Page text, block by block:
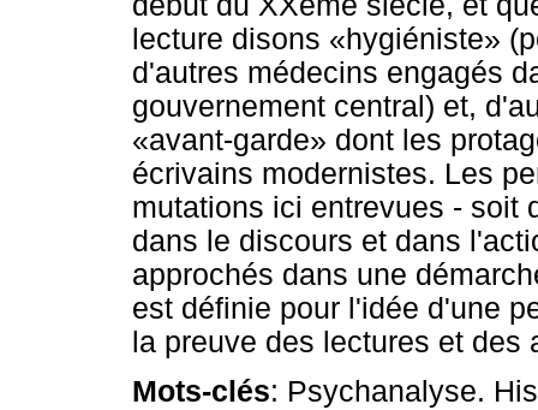
lecture disons «hygiéniste»
d'autres médecins engagés
gouvernement central) et,
«avant-garde» dont les
écrivains modernistes. Les
mutations ici entrevues - soit
dans le discours et dans
approchés dans une
est définie pour l'idée d'une
la preuve des lectures et
Mots-clés: Psychanalyse.